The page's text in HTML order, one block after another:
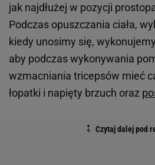
jak najdłużej w pozycji
Podczas opuszczania ciała,
kiedy unosimy się,
aby podczas wykonywania
wzmacniania tricepsów mieć
łopatki i napięty brzuch oraz